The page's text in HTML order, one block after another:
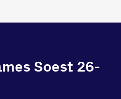
Soest 26-